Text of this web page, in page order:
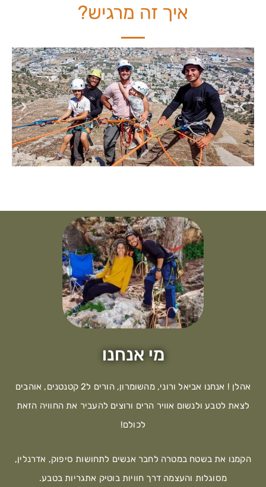
איך זה מרגיש?
מי אנחנו
אהלן ! אנחנו אביאל ורוני, מהשומרון, הורים ל2 קטנטנים, אוהבים
לצאת לטבע ולנשום אוויר הרים ורוצים להעביר את החוויה הזאת
לכולם!
הקמנו את בשטח במטרה לחבר אנשים לתחושות סיפוק, אדרנלין,
מסוגלות והעצמה דרך חוויות בוטיק אתגריות בטבע.